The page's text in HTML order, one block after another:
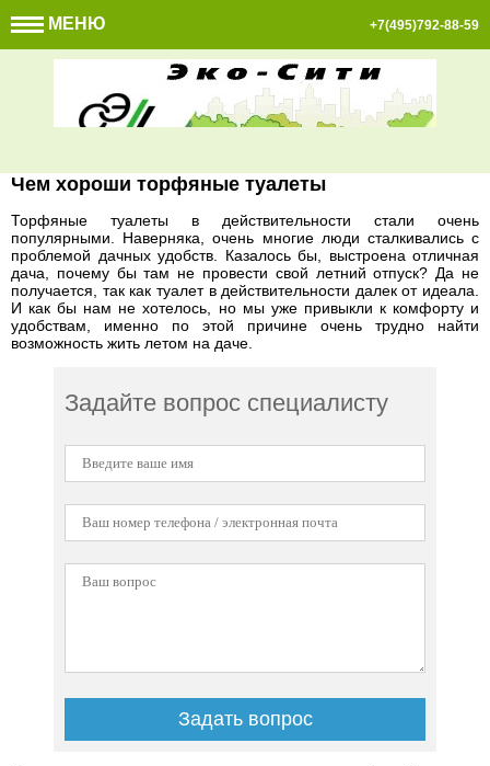
МЕНЮ +7(495)792-88-59
Чем хороши торфяные туалеты
Торфяные туалеты в действительности стали очень
популярными. Наверняка, очень многие люди сталкивались с
проблемой дачных удобств. Казалось бы, выстроена отличная
дача, почему бы там не провести свой летний отпуск? Да не
получается, так как туалет в действительности далек от идеала.
И как бы нам не хотелось, но мы уже привыкли к комфорту и
удобствам, именно по этой причине очень трудно найти
возможность жить летом на даче.
Задайте вопрос специалисту